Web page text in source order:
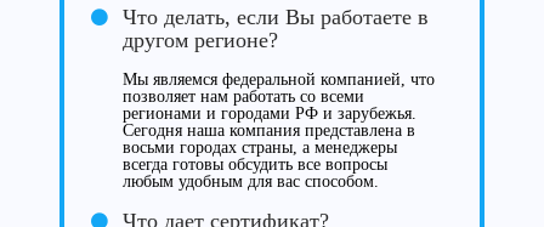
Что делать, если Вы работаете в
другом регионе?
Мы являемся федеральной компанией, что
позволяет нам работать со всеми
регионами и городами РФ и зарубежья.
Сегодня наша компания представлена в
восьми городах страны, а менеджеры
всегда готовы обсудить все вопросы
любым удобным для вас способом.
Что дает сертификат?